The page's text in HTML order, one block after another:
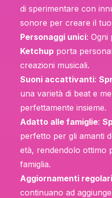
di sperimentare con
sonore per creare il
Personaggi unici: Ogni
Ketchup porta
creazioni musicali.
Suoni accattivanti:
una varietà di beat e
perfettamente insieme.
Adatto alle famiglie:
perfetto per gli amanti
età, rendendolo ottimo
famiglia.
Aggiornamenti regolari
continuano ad